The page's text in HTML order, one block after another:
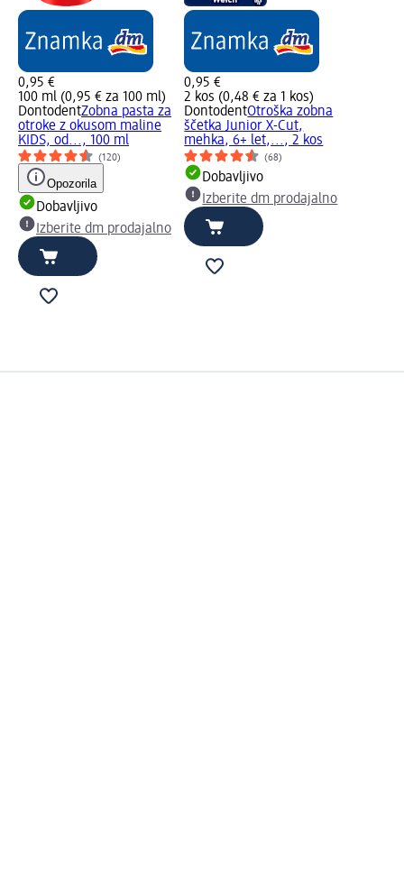
0,95 €
100 ml (0,95 € za 100 ml)
DontodentZobna pasta za
otroke z okusom maline
KIDS, od..., 100 ml
(120)
Opozorila
Dobavljivo
Izberite dm prodajalno
0,95 €
2 kos (0,48 € za 1 kos)
DontodentOtroška zobna
ščetka Junior X-Cut,
mehka, 6+ let,..., 2 kos
(68)
Dobavljivo
Izberite dm prodajalno